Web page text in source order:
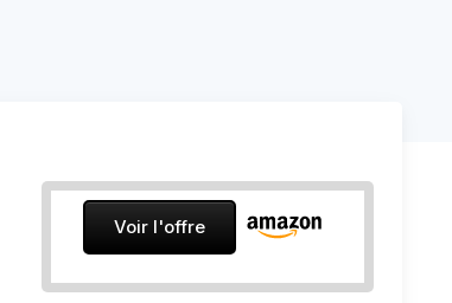
Voir l'offre